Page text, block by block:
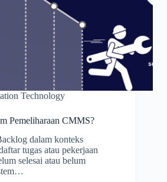
Technology
Pemeliharaan CMMS?
dalam konteks
tugas atau pekerjaan
selesai atau belum